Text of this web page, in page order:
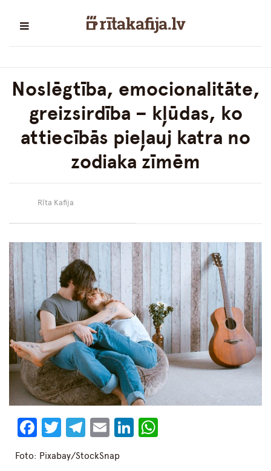
Noslēgtība, emocionalitāte,
greizsirdība – kļūdas, ko
attiecībās pieļauj katra no
zodiaka zīmēm
Rīta Kafija
Facebook
Twitter
Telegram
EmailLinkedIn
Foto: Pixabay/StockSnap